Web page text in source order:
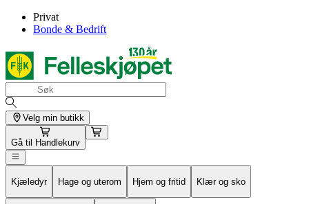
Privat
Bonde & Bedrift
Velg min butikk
Gå til Handlekurv
Kjæledyr Hage og uterom Hjem og fritid Klær og sko